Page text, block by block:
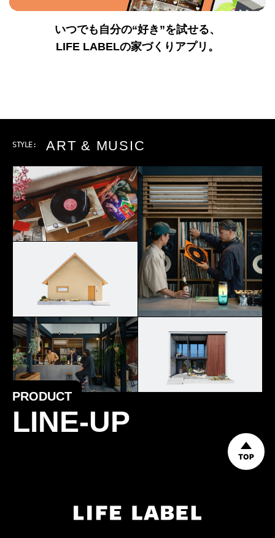
いつでも自分の“好き”を試せる、
LIFE LABELの家づくりアプリ。
STYLE: ART & MUSIC
PRODUCT
LINE-UP
TOP